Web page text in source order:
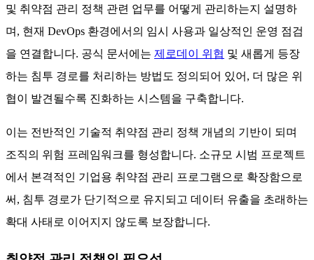
패치를 적용하기 위한 절차, 기술, 책임 및 시간표를 정의합니
다.
이 정책은 또한 PCI DSS나 HIPAA와 같은 인정된 프레임워크
및 법적 요구사항을 참조함으로써 규정 준수가 측정 가능하도
록 보장합니다. 가장 중요한 것은 정책의 적용 범위가 일상적
인 스캔뿐만 아니라 심층적인 위협 인텔리전스 통합까지 포함
한다는 점입니다. 요약하면, 역할과 시기에 대한 책임과 기대
사항이 명확히 정의되도록 보장하는 체계적인 접근 방식을 규
정합니다.
정기적인 스캔 수행이라는 일반적인 조언을 넘어, 취약점 관리
정책은 스캔 결과를 더 큰 맥락에 통합합니다. 이는 팀이 패치